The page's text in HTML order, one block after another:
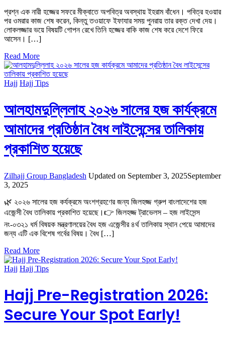
প্রশ্ন এক নারী হজ্জের সফরে মীক্বাতে অপবিত্র অবস্থায় ইহরাম বাঁধেন। পবিত্র হওয়ার
পর ওমরার কাজ শেষ করেন, কিন্তু তওয়াফে ইফাযার সময় পুনরায় তার রক্ত দেখা দেয়।
লোকলজ্জার ভয়ে বিষয়টি গোপন রেখে তিনি হজ্জের বাকি কাজ শেষ করে দেশে ফিরে
আসেন। […]
Read More
Hajj Hajj Tips
আলহামদুল্লিলাহ ২০২৬ সালের হজ কার্যক্রমে
আমাদের প্রতিষ্ঠান বৈধ লাইসেন্সের তালিকায়
প্রকাশিত হয়েছে
Zilhajj Group Bangladesh Updated on September 3, 2025September
3, 2025
🌿 ২০২৬ সালের হজ কর্যক্রমে অংশগ্রহণের জন্য জিলহজ্জ গ্রুপ বাংলাদেশের হজ
এজেন্সী বৈধ তালিকায় প্রকাশিত হয়েছে।👉 জিলহজ্জ ট্রাভেলস – হজ লাইসেন্স
নং-০৩২১ ধর্ম বিষয়ক মন্ত্রণালয়ের বৈধ হজ এজেন্সীর ৪র্থ তালিকায় স্থান পেয়ে আমাদের
জন্য এটি এক বিশেষ গর্বের বিষয়। বৈধ […]
Read More
Hajj Hajj Tips
Hajj Pre-Registration 2026:
Secure Your Spot Early!